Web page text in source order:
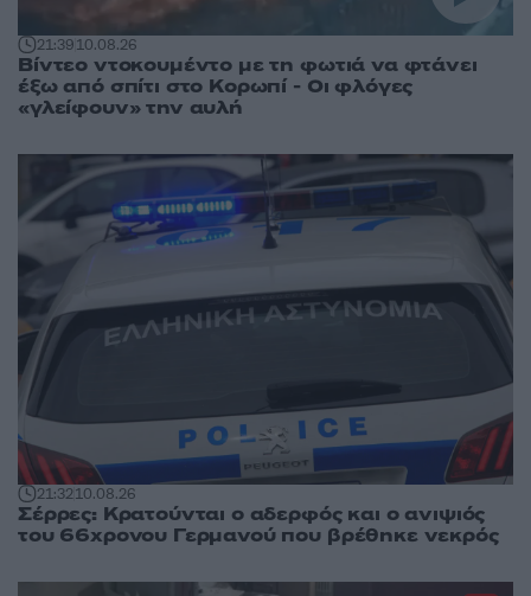
21:3910.08.26
Βίντεο ντοκουμέντο με τη φωτιά να φτάνει
έξω από σπίτι στο Κορωπί - Οι φλόγες
«γλείφουν» την αυλή
21:3210.08.26
Σέρρες: Κρατούνται ο αδερφός και ο ανιψιός
του 66χρονου Γερμανού που βρέθηκε νεκρός